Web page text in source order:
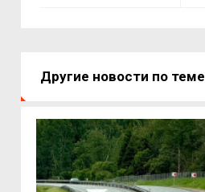
Другие новости по теме